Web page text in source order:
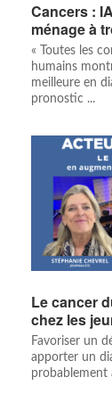
Cancers :
ménage à
« Toutes les
humains
meilleure en
pronostic ...
Le cancer
chez les
Favoriser un
apporter un
probablement